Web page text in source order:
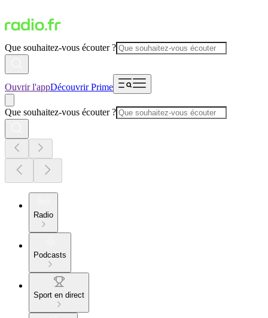
Que souhaitez-vous écouter ?
Ouvrir l'appDécouvrir Prime
Que souhaitez-vous écouter ?
Radio
Podcasts
Sport en direct